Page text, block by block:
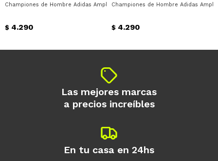
Championes de Hombre Adidas Amplimove Trainer Adidas - Blanco - Negro
$ 4.290
Championes de Hombre Adidas
$ 4.290
Las mejores marcas
a precios increíbles
En tu casa en 24hs
Día Mes Año
Continuar